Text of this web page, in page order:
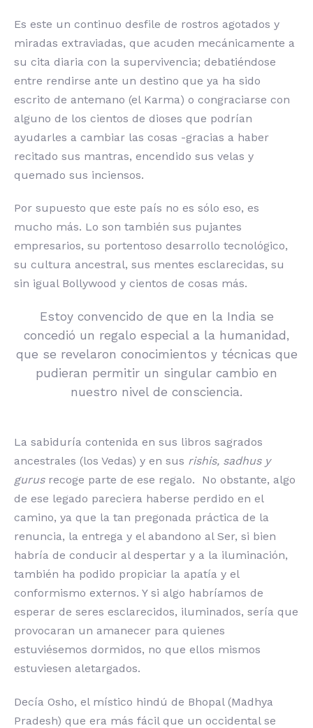
Es este un continuo desfile de rostros agotados y
miradas extraviadas, que acuden mecánicamente a
su cita diaria con la supervivencia; debatiéndose
entre rendirse ante un destino que ya ha sido
escrito de antemano (el Karma) o congraciarse con
alguno de los cientos de dioses que podrían
ayudarles a cambiar las cosas -gracias a haber
recitado sus mantras, encendido sus velas y
quemado sus inciensos.
Por supuesto que este país no es sólo eso, es
mucho más. Lo son también sus pujantes
empresarios, su portentoso desarrollo tecnológico,
su cultura ancestral, sus mentes esclarecidas, su
sin igual Bollywood y cientos de cosas más.
Estoy convencido de que en la India se
concedió un regalo especial a la humanidad,
que se revelaron conocimientos y técnicas que
pudieran permitir un singular cambio en
nuestro nivel de consciencia.
La sabiduría contenida en sus libros sagrados
ancestrales (los Vedas) y en sus rishis, sadhus y
gurus recoge parte de ese regalo. No obstante, algo
de ese legado pareciera haberse perdido en el
camino, ya que la tan pregonada práctica de la
renuncia, la entrega y el abandono al Ser, si bien
habría de conducir al despertar y a la iluminación,
también ha podido propiciar la apatía y el
conformismo externos. Y si algo habríamos de
esperar de seres esclarecidos, iluminados, sería que
provocaran un amanecer para quienes
estuviésemos dormidos, no que ellos mismos
estuviesen aletargados.
Decía Osho, el místico hindú de Bhopal (Madhya
Pradesh) que era más fácil que un occidental se